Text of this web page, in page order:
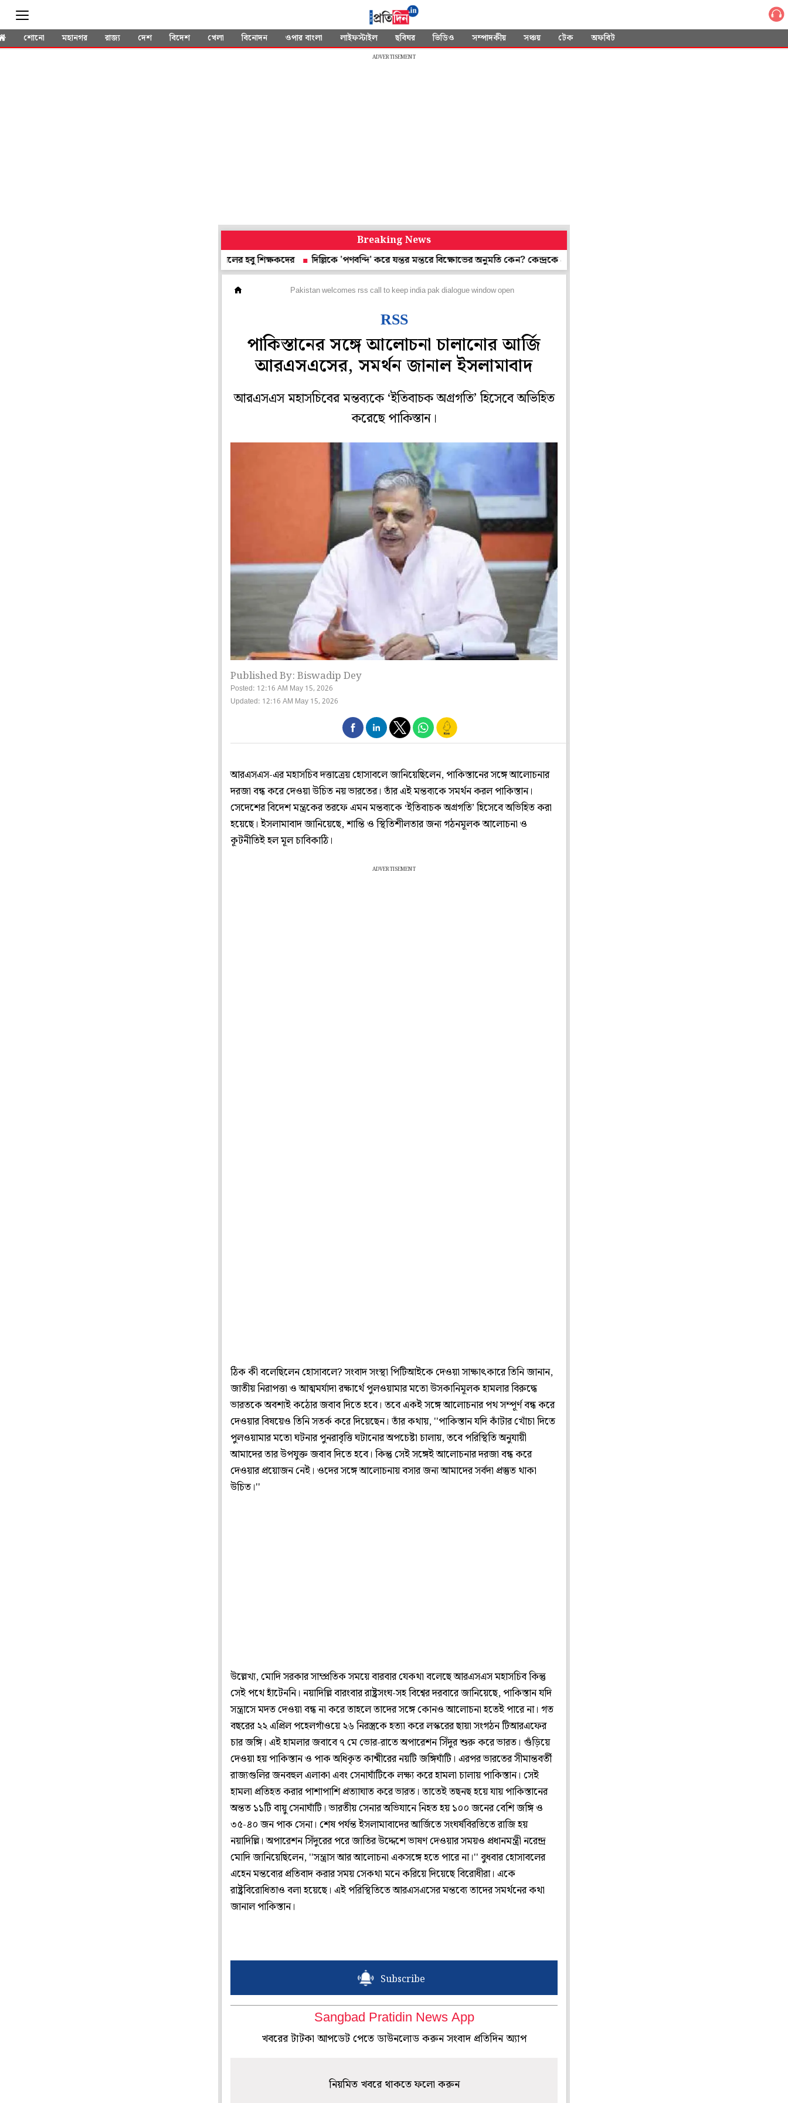
শোনো মহানগর রাজ্য দেশ বিদেশ খেলা বিনোদন ওপার বাংলা লাইফস্টাইল ছবিঘর ভিডিও সম্পাদকীয় সঞ্চয় টেক অফবিট
ADVERTISEMENT
Breaking News
পাশ করলেও নিয়োগ হয়নি, 'ঘাস খেয়ে' প্রতিবাদ কেরলের হবু শিক্ষকদের
দিল্লিকে 'পণবন্দি' করে যন্তর মন্তরে বিক্ষোভের অনুমতি কেন? কেন্দ্রকে প্রশ্ন হাই কোর্টের
Pakistan welcomes rss call to keep india pak dialogue window open
RSS
পাকিস্তানের সঙ্গে আলোচনা চালানোর আর্জি
আরএসএসের, সমর্থন জানাল ইসলামাবাদ
আরএসএস মহাসচিবের মন্তব্যকে ‘ইতিবাচক অগ্রগতি’ হিসেবে অভিহিত
করেছে পাকিস্তান।
Published By: Biswadip Dey
Posted: 12:16 AM May 15, 2026
Updated: 12:16 AM May 15, 2026
আরএসএস-এর মহাসচিব দত্তাত্রেয় হোসাবলে জানিয়েছিলেন, পাকিস্তানের সঙ্গে আলোচনার
দরজা বন্ধ করে দেওয়া উচিত নয় ভারতের। তাঁর এই মন্তব্যকে সমর্থন করল পাকিস্তান।
সেদেশের বিদেশ মন্ত্রকের তরফে এমন মন্তব্যকে ‘ইতিবাচক অগ্রগতি’ হিসেবে অভিহিত করা
হয়েছে। ইসলামাবাদ জানিয়েছে, শান্তি ও স্থিতিশীলতার জন্য গঠনমূলক আলোচনা ও
কূটনীতিই হল মূল চাবিকাঠি।
ADVERTISEMENT
ঠিক কী বলেছিলেন হোসাবলে? সংবাদ সংস্থা পিটিআইকে দেওয়া সাক্ষাৎকারে তিনি জানান,
জাতীয় নিরাপত্তা ও আত্মমর্যাদা রক্ষার্থে পুলওয়ামার মতো উসকানিমূলক হামলার বিরুদ্ধে
ভারতকে অবশ্যই কঠোর জবাব দিতে হবে। তবে একই সঙ্গে আলোচনার পথ সম্পূর্ণ বন্ধ করে
দেওয়ার বিষয়েও তিনি সতর্ক করে দিয়েছেন। তাঁর কথায়, ''পাকিস্তান যদি কাঁটার খোঁচা দিতে
পুলওয়ামার মতো ঘটনার পুনরাবৃত্তি ঘটানোর অপচেষ্টা চালায়, তবে পরিস্থিতি অনুযায়ী
আমাদের তার উপযুক্ত জবাব দিতে হবে। কিন্তু সেই সঙ্গেই আলোচনার দরজা বন্ধ করে
দেওয়ার প্রয়োজন নেই। ওদের সঙ্গে আলোচনায় বসার জন্য আমাদের সর্বদা প্রস্তুত থাকা
উচিত।''
উল্লেখ্য, মোদি সরকার সাম্প্রতিক সময়ে বারবার যেকথা বলেছে আরএসএস মহাসচিব কিন্তু
সেই পথে হাঁটেননি। নয়াদিল্লি বারংবার রাষ্ট্রসংঘ-সহ বিশ্বের দরবারে জানিয়েছে, পাকিস্তান যদি
সন্ত্রাসে মদত দেওয়া বন্ধ না করে তাহলে তাদের সঙ্গে কোনও আলোচনা হতেই পারে না। গত
বছরের ২২ এপ্রিল পহেলগাঁওয়ে ২৬ নিরস্ত্রকে হত্যা করে লস্করের ছায়া সংগঠন টিআরএফের
চার জঙ্গি। এই হামলার জবাবে ৭ মে ভোর-রাতে অপারেশন সিঁদুর শুরু করে ভারত। গুঁড়িয়ে
দেওয়া হয় পাকিস্তান ও পাক অধিকৃত কাশ্মীরের নয়টি জঙ্গিঘাঁটি। এরপর ভারতের সীমান্তবর্তী
রাজ্যগুলির জনবহুল এলাকা এবং সেনাঘাঁটিকে লক্ষ্য করে হামলা চালায় পাকিস্তান। সেই
হামলা প্রতিহত করার পাশাপাশি প্রত্যাঘাত করে ভারত। তাতেই তছনছ হয়ে যায় পাকিস্তানের
অন্তত ১১টি বায়ু সেনাঘাঁটি। ভারতীয় সেনার অভিযানে নিহত হয় ১০০ জনের বেশি জঙ্গি ও
৩৫-৪০ জন পাক সেনা। শেষ পর্যন্ত ইসলামাবাদের আর্জিতে সংঘর্ষবিরতিতে রাজি হয়
নয়াদিল্লি। অপারেশন সিঁদুরের পরে জাতির উদ্দেশে ভাষণ দেওয়ার সময়ও প্রধানমন্ত্রী নরেন্দ্র
মোদি জানিয়েছিলেন, ''সন্ত্রাস আর আলোচনা একসঙ্গে হতে পারে না।'' বুধবার হোসাবলের
এহেন মন্তব্যের প্রতিবাদ করার সময় সেকথা মনে করিয়ে দিয়েছে বিরোধীরা। একে
রাষ্ট্রবিরোধিতাও বলা হয়েছে। এই পরিস্থিতিতে আরএসএসের মন্তব্যে তাদের সমর্থনের কথা
জানাল পাকিস্তান।
Subscribe
Sangbad Pratidin News App
খবরের টাটকা আপডেট পেতে ডাউনলোড করুন সংবাদ প্রতিদিন অ্যাপ
নিয়মিত খবরে থাকতে ফলো করুন